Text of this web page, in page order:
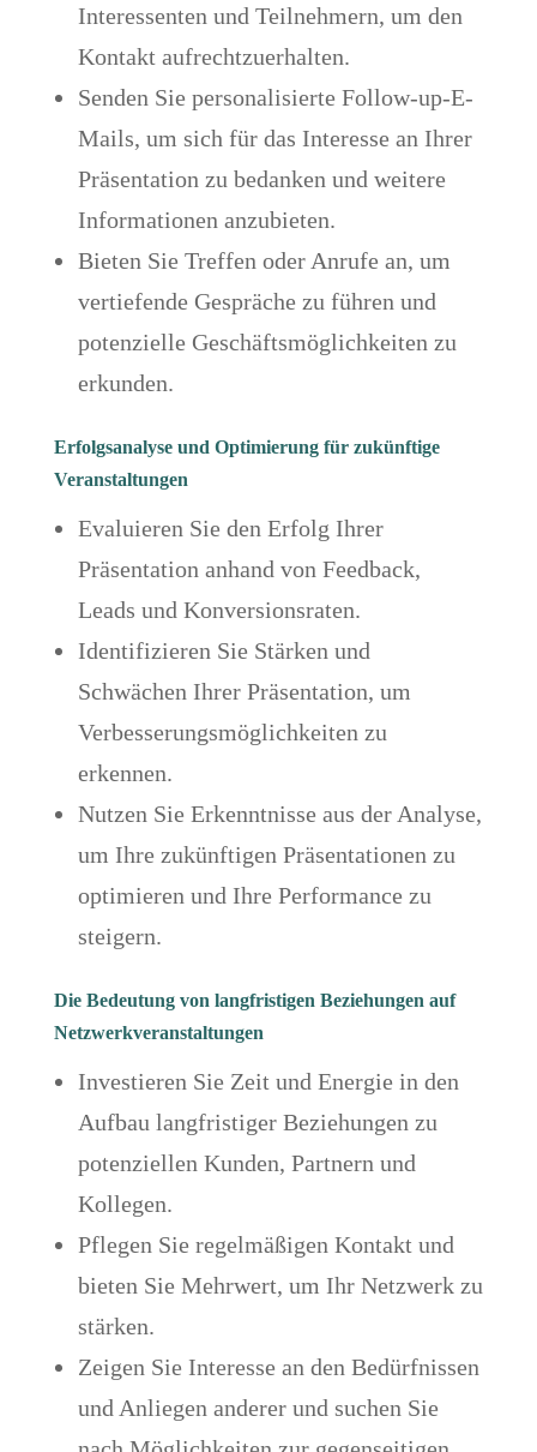
Interessenten und Teilnehmern, um den
Kontakt aufrechtzuerhalten.
Senden Sie personalisierte Follow-up-E-
Mails, um sich für das Interesse an Ihrer
Präsentation zu bedanken und weitere
Informationen anzubieten.
Bieten Sie Treffen oder Anrufe an, um
vertiefende Gespräche zu führen und
potenzielle Geschäftsmöglichkeiten zu
erkunden.
Erfolgsanalyse und Optimierung für zukünftige
Veranstaltungen
Evaluieren Sie den Erfolg Ihrer
Präsentation anhand von Feedback,
Leads und Konversionsraten.
Identifizieren Sie Stärken und
Schwächen Ihrer Präsentation, um
Verbesserungsmöglichkeiten zu
erkennen.
Nutzen Sie Erkenntnisse aus der Analyse,
um Ihre zukünftigen Präsentationen zu
optimieren und Ihre Performance zu
steigern.
Die Bedeutung von langfristigen Beziehungen auf
Netzwerkveranstaltungen
Investieren Sie Zeit und Energie in den
Aufbau langfristiger Beziehungen zu
potenziellen Kunden, Partnern und
Kollegen.
Pflegen Sie regelmäßigen Kontakt und
bieten Sie Mehrwert, um Ihr Netzwerk zu
stärken.
Zeigen Sie Interesse an den Bedürfnissen
und Anliegen anderer und suchen Sie